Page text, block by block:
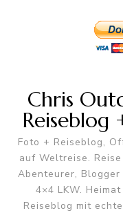
Chris
Reiseblog
Foto + Reiseblog,
auf Weltreise.
Abenteurer,
4×4 LKW.
Reiseblog mit